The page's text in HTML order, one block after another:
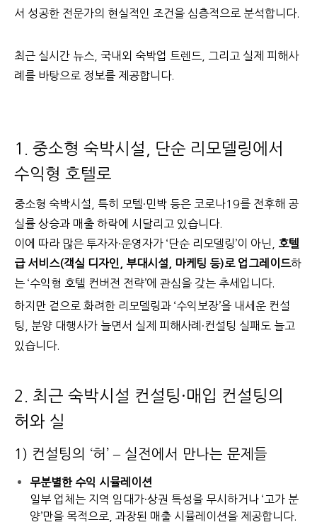
서 성공한 전문가의 현실적인 조건을 심층적으로 분석합니다.
최근 실시간 뉴스, 국내외 숙박업 트렌드, 그리고 실제 피해사
례를 바탕으로 정보를 제공합니다.
1. 중소형 숙박시설, 단순 리모델링에서
수익형 호텔로
중소형 숙박시설, 특히 모텔·민박 등은 코로나19를 전후해 공
실률 상승과 매출 하락에 시달리고 있습니다.
이에 따라 많은 투자자·운영자가 ‘단순 리모델링’이 아닌, 호텔
급 서비스(객실 디자인, 부대시설, 마케팅 등)로 업그레이드하
는 ‘수익형 호텔 컨버전 전략’에 관심을 갖는 추세입니다.
하지만 겉으로 화려한 리모델링과 ‘수익보장’을 내세운 컨설
팅, 분양 대행사가 늘면서 실제 피해사례·컨설팅 실패도 늘고
있습니다.
2. 최근 숙박시설 컨설팅·매입 컨설팅의
허와 실
1) 컨설팅의 ‘허’ – 실전에서 만나는 문제들
무분별한 수익 시뮬레이션
일부 업체는 지역 임대가·상권 특성을 무시하거나 ‘고가 분
양’만을 목적으로, 과장된 매출 시뮬레이션을 제공합니다.